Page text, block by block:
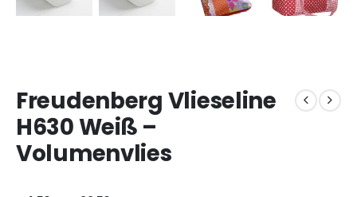
Freudenberg Vlieseline
H630 Weiß –
Volumenvlies